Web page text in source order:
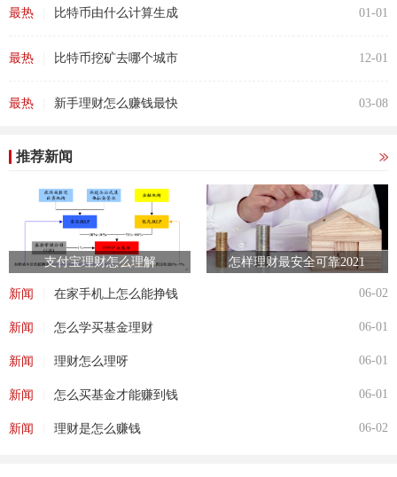
最热 比特币由什么计算生成 01-01
最热 比特币挖矿去哪个城市 12-01
最热 新手理财怎么赚钱最快 03-08
推荐新闻
支付宝理财怎么理解 怎样理财最安全可靠2021
新闻 在家手机上怎么能挣钱 06-02
新闻 怎么学买基金理财 06-01
新闻 理财怎么理呀 06-01
新闻 怎么买基金才能赚到钱 06-01
新闻 理财是怎么赚钱 06-02